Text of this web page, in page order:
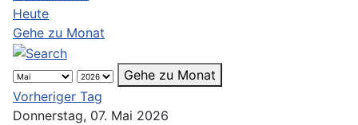
Heute
Gehe zu Monat
Gehe zu Monat
Vorheriger Tag
Donnerstag, 07. Mai 2026